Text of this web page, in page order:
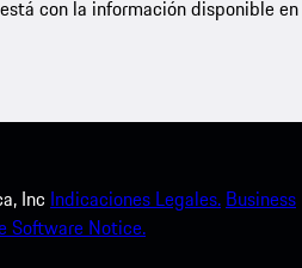
con la información disponible en
Inc Indicaciones Legales. Business
Software Notice.